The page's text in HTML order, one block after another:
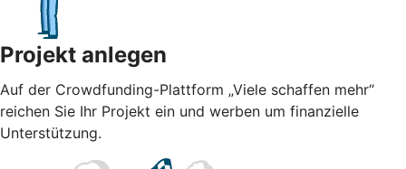
Projekt anlegen
Auf der Crowdfunding-Plattform „Viele schaffen mehr“
reichen Sie Ihr Projekt ein und werben um finanzielle
Unterstützung.